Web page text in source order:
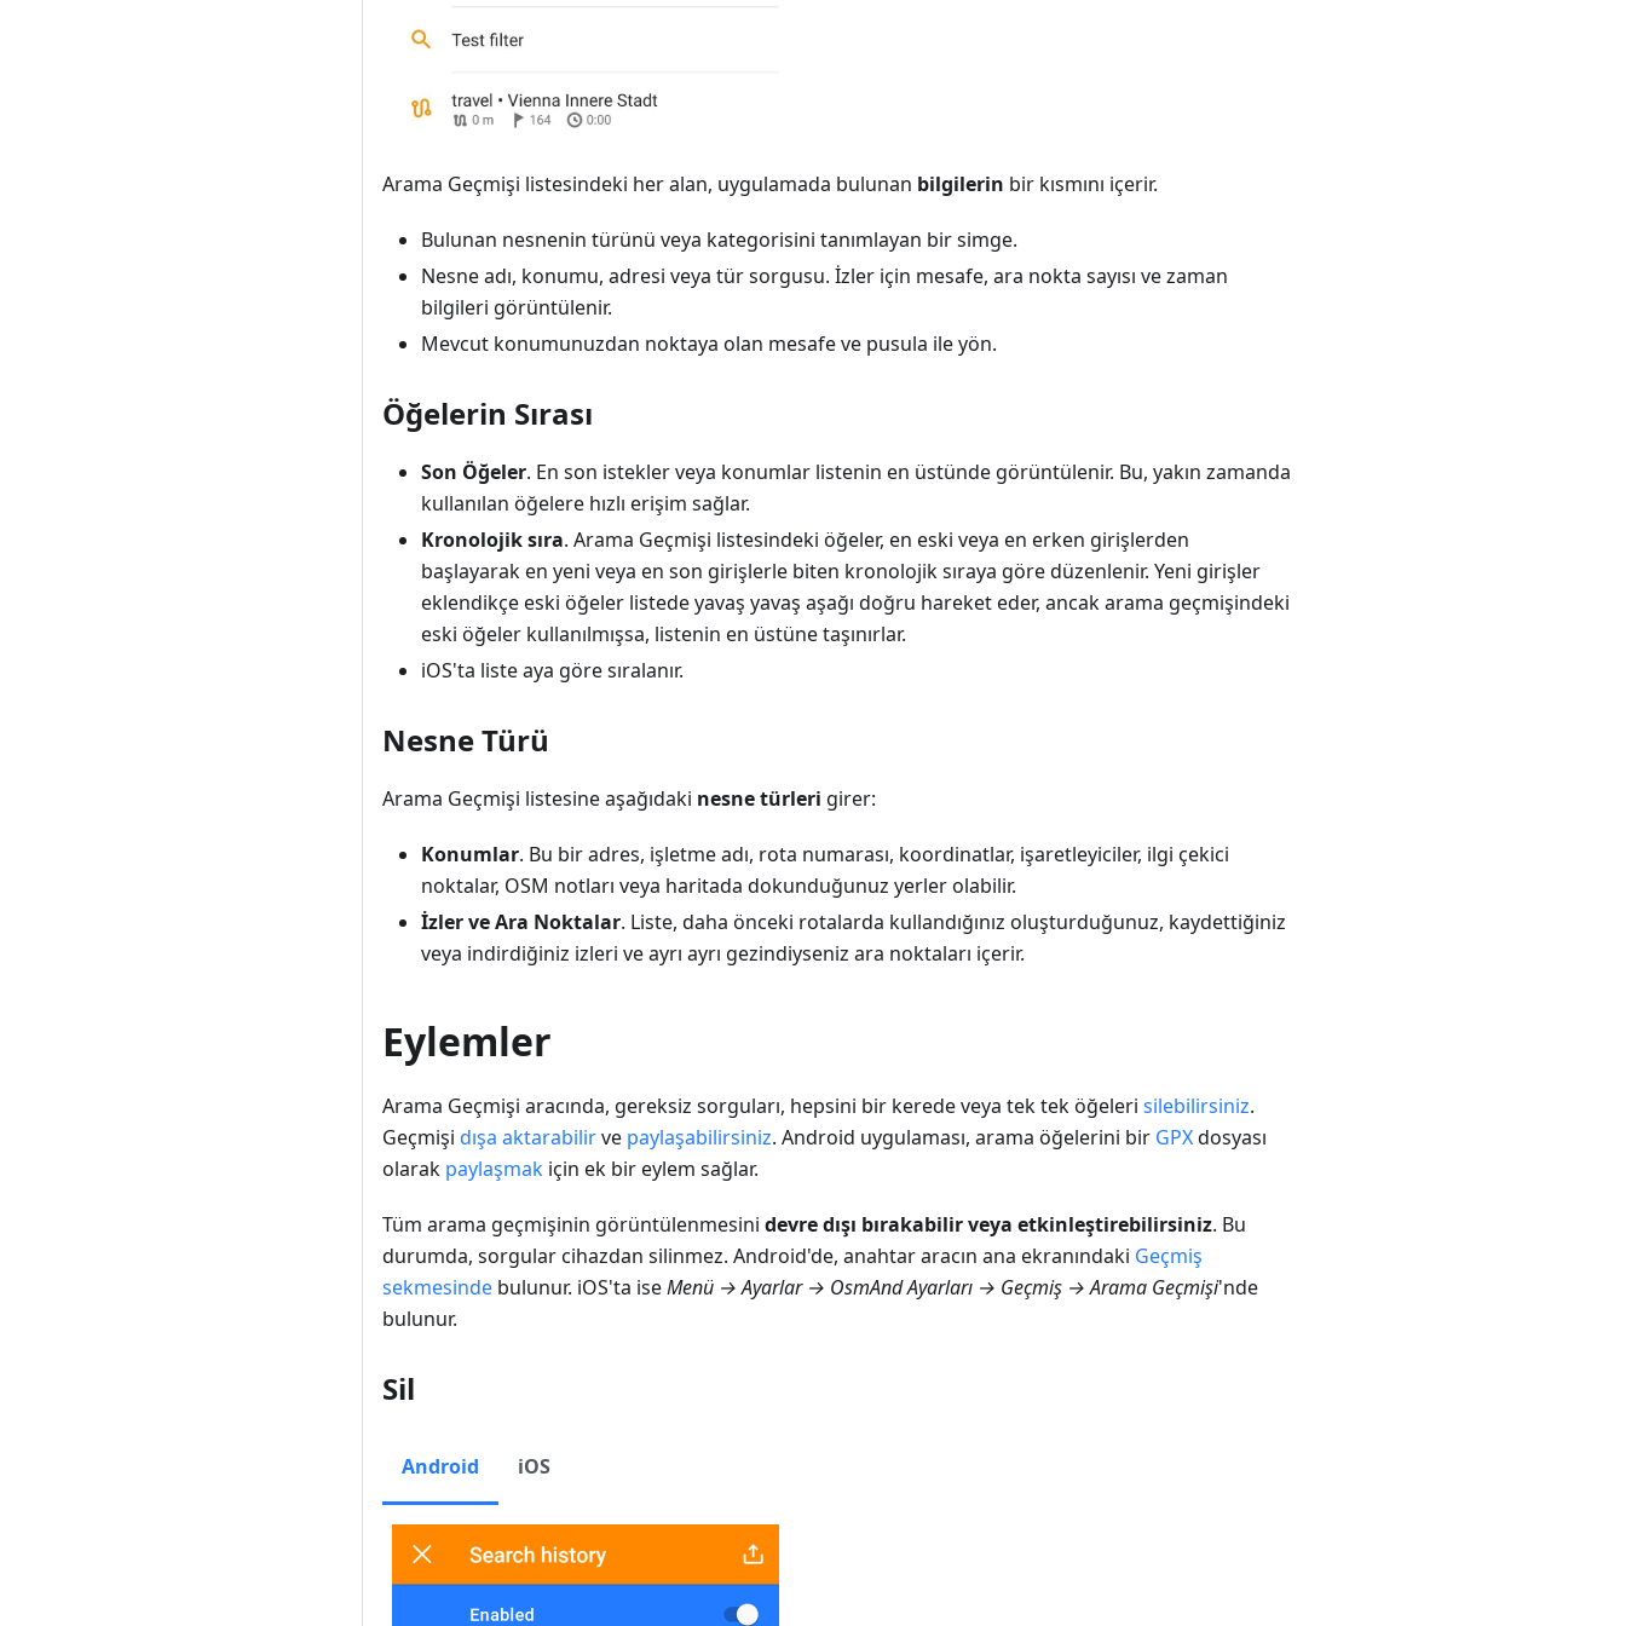
Arama Geçmişi listesindeki her alan, uygulamada bulunan bilgilerin bir kısmını içerir.
Bulunan nesnenin türünü veya kategorisini tanımlayan bir simge.
Nesne adı, konumu, adresi veya tür sorgusu. İzler için mesafe, ara nokta sayısı ve zaman
bilgileri görüntülenir.
Mevcut konumunuzdan noktaya olan mesafe ve pusula ile yön.
Öğelerin Sırası
Son Öğeler. En son istekler veya konumlar listenin en üstünde görüntülenir. Bu, yakın zamanda
kullanılan öğelere hızlı erişim sağlar.
Kronolojik sıra. Arama Geçmişi listesindeki öğeler, en eski veya en erken girişlerden
başlayarak en yeni veya en son girişlerle biten kronolojik sıraya göre düzenlenir. Yeni girişler
eklendikçe eski öğeler listede yavaş yavaş aşağı doğru hareket eder, ancak arama geçmişindeki
eski öğeler kullanılmışsa, listenin en üstüne taşınırlar.
iOS'ta liste aya göre sıralanır.
Nesne Türü
Arama Geçmişi listesine aşağıdaki nesne türleri girer:
Konumlar. Bu bir adres, işletme adı, rota numarası, koordinatlar, işaretleyiciler, ilgi çekici
noktalar, OSM notları veya haritada dokunduğunuz yerler olabilir.
İzler ve Ara Noktalar. Liste, daha önceki rotalarda kullandığınız oluşturduğunuz, kaydettiğiniz
veya indirdiğiniz izleri ve ayrı ayrı gezindiyseniz ara noktaları içerir.
Eylemler
Arama Geçmişi aracında, gereksiz sorguları, hepsini bir kerede veya tek tek öğeleri silebilirsiniz.
Geçmişi dışa aktarabilirve paylaşabilirsiniz. Android uygulaması, arama öğelerini bir GPXdosyası
olarak paylaşmak için ek bir eylem sağlar.
Tüm arama geçmişinin görüntülenmesini devre dışı bırakabilir veya etkinleştirebilirsiniz. Bu
durumda, sorgular cihazdan silinmez. Android'de, anahtar aracın ana ekranındaki Geçmiş
sekmesinde bulunur. iOS'ta iseMenü → Ayarlar → OsmAnd Ayarları → Geçmiş → Arama Geçmişi'nde
bulunur.
Sil
Android iOS